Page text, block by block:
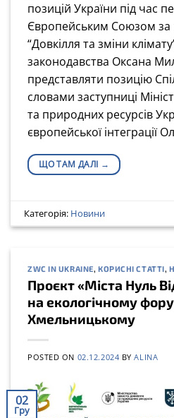
позицій України під час
Європейським Союзом за
“Довкілля та зміни
законодавства Оксана
представляти позицію
словами заступниці
та природних ресурсів
європейської інтеграції
ЩО ТАМ ДАЛІ →
Категорія: Новини
ZWC IN UKRAINE, КОРИСНІ СТАТТІ,
Проєкт «‎Міста Нуль
на екологічному
Хмельницькому
POSTED ON 02.12.2024 BYALINA
02
Гру